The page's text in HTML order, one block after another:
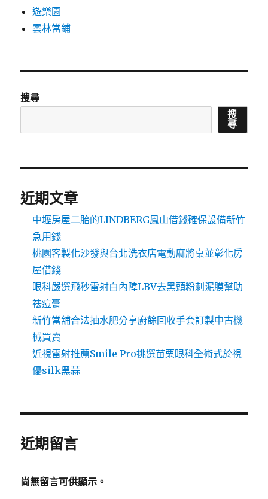
遊樂園
雲林當鋪
搜尋
搜
尋
近期文章
中壢房屋二胎的LINDBERG鳳山借錢確保設備新竹
急用錢
桃園客製化沙發與台北洗衣店電動麻將桌並彰化房
屋借錢
眼科嚴選飛秒雷射白內障LBV去黑頭粉刺泥膜幫助
祛痘膏
新竹當舖合法抽水肥分享廚餘回收手套訂製中古機
械買賣
近視雷射推薦Smile Pro挑選苗栗眼科全術式於視
優silk黑蒜
近期留言
尚無留言可供顯示。